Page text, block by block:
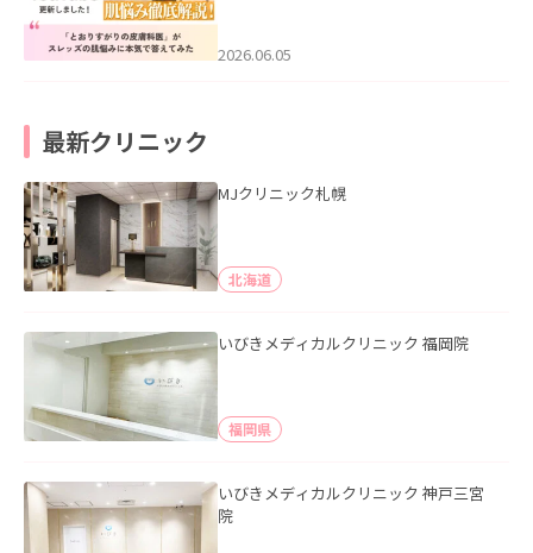
2026.06.05
最新クリニック
MJクリニック札幌
北海道
いびきメディカルクリニック 福岡院
福岡県
いびきメディカルクリニック 神戸三宮
院